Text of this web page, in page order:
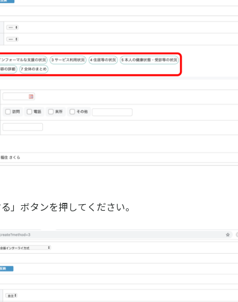
」ボタンを押してください。